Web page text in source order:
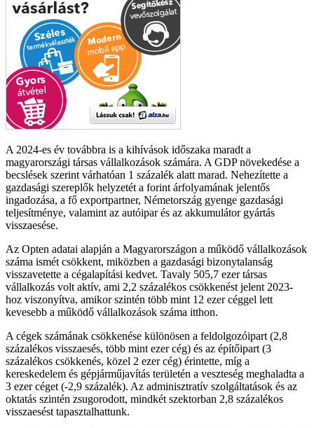
A 2024-es év továbbra is a kihívások időszaka maradt a
magyarországi társas vállalkozások számára. A GDP növekedése a
becslések szerint várhatóan 1 százalék alatt marad. Nehezítette a
gazdasági szereplők helyzetét a forint árfolyamának jelentős
ingadozása, a fő exportpartner, Németország gyenge gazdasági
teljesítménye, valamint az autóipar és az akkumulátor gyártás
visszaesése.
Az Opten adatai alapján a Magyarországon a működő vállalkozások
száma ismét csökkent, miközben a gazdasági bizonytalanság
visszavetette a cégalapítási kedvet. Tavaly 505,7 ezer társas
vállalkozás volt aktív, ami 2,2 százalékos csökkenést jelent 2023-
hoz viszonyítva, amikor szintén több mint 12 ezer céggel lett
kevesebb a működő vállalkozások száma itthon.
A cégek számának csökkenése különösen a feldolgozóipart (2,8
százalékos visszaesés, több mint ezer cég) és az építőipart (3
százalékos csökkenés, közel 2 ezer cég) érintette, míg a
kereskedelem és gépjárműjavítás területén a veszteség meghaladta a
3 ezer céget (-2,9 százalék). Az adminisztratív szolgáltatások és az
oktatás szintén zsugorodott, mindkét szektorban 2,8 százalékos
visszaesést tapasztalhattunk.